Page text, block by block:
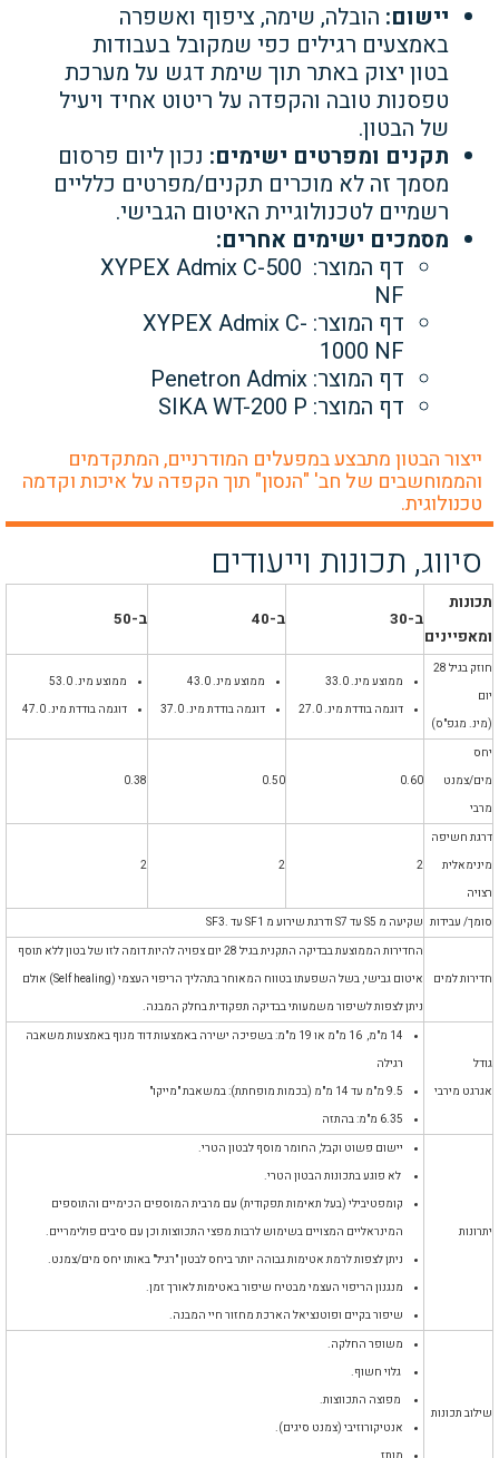
יישום: הובלה, שימה, ציפוף ואשפרה
באמצעים רגילים כפי שמקובל בעבודות
בטון יצוק באתר תוך שימת דגש על מערכת
טפסנות טובה והקפדה על ריטוט אחיד ויעיל
של הבטון.
תקנים ומפרטים ישימים: נכון ליום פרסום
מסמך זה לא מוכרים תקנים/מפרטים כלליים
רשמיים לטכנולוגיית האיטום הגבישי.
מסמכים ישימים אחרים:
דף המוצר: XYPEX Admix C-500
NF
דף המוצר: XYPEX Admix C-
1000 NF
דף המוצר: Penetron Admix
דף המוצר: SIKA WT-200 P
ייצור הבטון מתבצע במפעלים המודרניים, המתקדמים
והממוחשבים של חב' "הנסון" תוך הקפדה על איכות וקדמה
טכנולוגית.
סיווג, תכונות וייעודים
תכונות
ומאפיינים
ב-30 ב-40 ב-50
חוזק בגיל 28
יום
(מינ. מגפ"ס)
ממוצע מינ. 33.0
דוגמה בודדת מינ. 27.0
ממוצע מינ. 43.0
דוגמה בודדת מינ. 37.0
ממוצע מינ. 53.0
דוגמה בודדת מינ. 47.0
יחס
מים/צמנט
מרבי
0.60
0.50
0.38
דרגת חשיפה
מינימאלית
רצויה
2
2
2
סומך/ עבידות שקיעה מ S5 עד S7 ודרגת שירוע מ SF1 עד .SF3
חדירות למים
החדירות הממוצעת בבדיקה התקנית בגיל 28 יום צפויה להיות דומה לזו של
בטון ללא תוסף
איטום גבישי, בשל השפעתו בטווח המאוחר בתהליך הריפוי
העצמי (Self healing) אולם
ניתן לצפות לשיפור משמעותי בבדיקה תפקודיתבחלק המבנה.
גודל
אגרגט מירבי
14 מ"מ, 16 מ"מ או 19 מ"מ: בשפיכה ישירה באמצעות דוד מנוף באמצעות משאבה
רגילה
9.5 מ"מ עד 14 מ"מ (בכמות מופחתת): במשאבת "מייקו"
6.35 מ"מ: בהתזה
יתרונות
יישום פשוט וקבל, החומר מוסף לבטון הטרי.
לא פוגע בתכונות הבטון הטרי.
קומפטיבילי (בעל תאימות תפקודית) עם מרבית המוספים הכימיים והתוספים
המינראליים המצויים בשימוש לרבות מפצי התכווצות וכן עם סיבים פולימריים.
ניתן לצפות לרמת אטימות גבוהה יותר ביחס לבטון "רגיל" באותו יחס מים/צמנט.
מנגנון הריפוי העצמי מבטיח שיפור באטימות לאורך זמן.
שיפור בקיים ופוטנציאל הארכת מחזור חיי המבנה.
שילוב תכונות
משופר החלקה.
גלוי חשוף.
מפוצה התכווצות.
אנטיקורוזיבי (צמנט סיגים).